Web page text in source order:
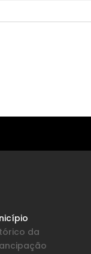
da